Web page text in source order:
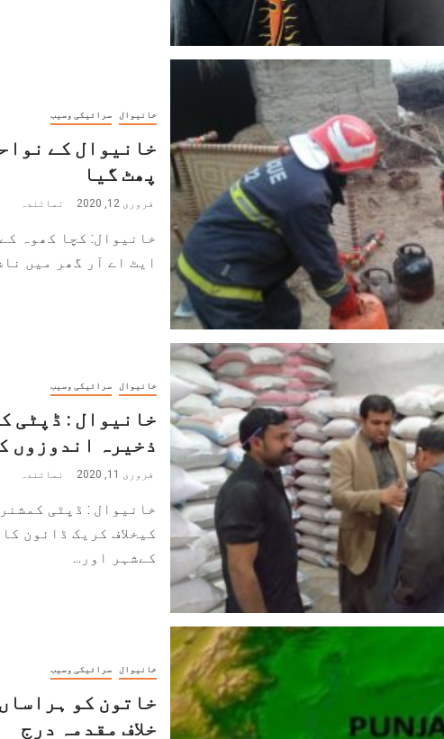
خانیوال سرائیکی وسیب
خانیوال کے
پھٹ گیا
فروری 12, 2020 نمائندہ
ایٹ اے آر گھر میں
خانیوال سرائیکی وسیب
خانیوال : ڈپٹی
ذخیرہ اندوزوں
فروری 11, 2020 نمائندہ
خانیوال : ڈپٹی
کیخلاف کریک ڈائون
کےشہر اور...
خانیوال سرائیکی وسیب
خاتون کو
خلاف مقدمہ درج